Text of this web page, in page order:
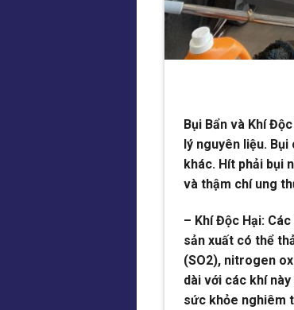
Bụi Bẩn và Khí
lý nguyên liệu.
khác. Hít phải bụi
và thậm chí ung
– Khí Độc Hại:
sản xuất có thể
(SO2), nitrogen
dài với các khí
sức khỏe nghiêm